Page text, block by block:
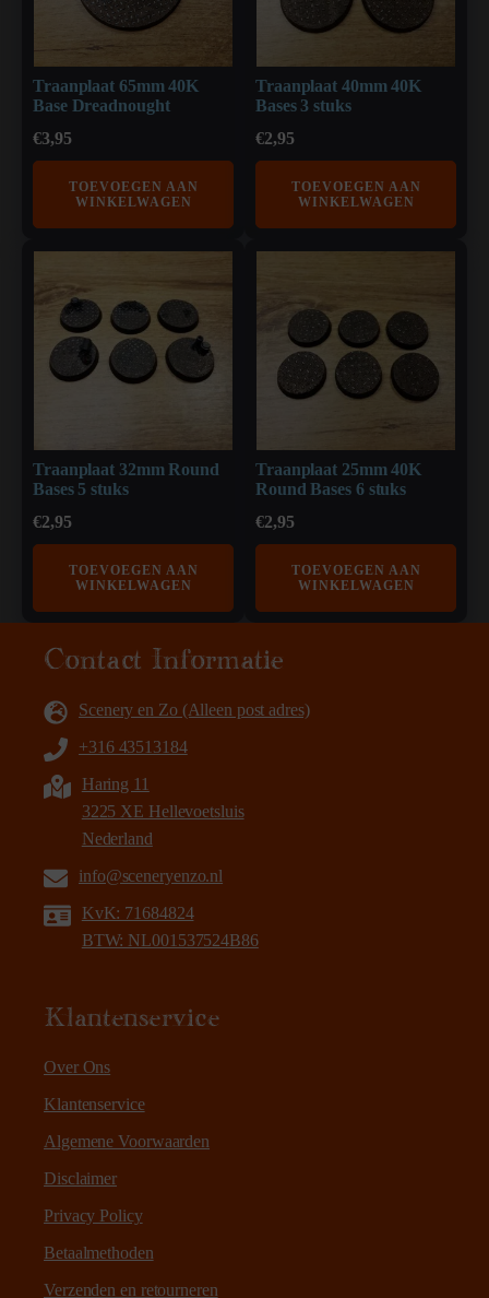
Traanplaat 65mm 40K
Base Dreadnought
€3,95
TOEVOEGEN AAN
WINKELWAGEN
Traanplaat 40mm 40K
Bases 3 stuks
€2,95
TOEVOEGEN AAN
WINKELWAGEN
Traanplaat 32mm Round
Bases 5 stuks
€2,95
TOEVOEGEN AAN
WINKELWAGEN
Traanplaat 25mm 40K
Round Bases 6 stuks
€2,95
TOEVOEGEN AAN
WINKELWAGEN
Contact Informatie
Scenery en Zo (Alleen post adres)
+316 43513184
Haring 11
3225 XE Hellevoetsluis
Nederland
info@sceneryenzo.nl
KvK: 71684824
BTW: NL001537524B86
Klantenservice
Over Ons
Klantenservice
Algemene Voorwaarden
Disclaimer
Privacy Policy
Betaalmethoden
Verzenden en retourneren